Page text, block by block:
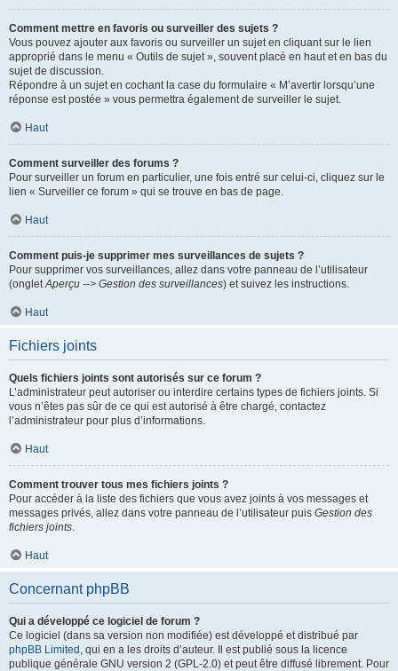
Comment mettre en favoris ou surveiller des sujets ?
Vous pouvez ajouter aux favoris ou surveiller un sujet en cliquant sur le lien
approprié dans le menu « Outils de sujet », souvent placé en haut et en bas du
sujet de discussion.
Répondre à un sujet en cochant la case du formulaire « M’avertir lorsqu’une
réponse est postée » vous permettra également de surveiller le sujet.
Haut
Comment surveiller des forums ?
Pour surveiller un forum en particulier, une fois entré sur celui-ci, cliquez sur le
lien « Surveiller ce forum » qui se trouve en bas de page.
Haut
Comment puis-je supprimer mes surveillances de sujets ?
Pour supprimer vos surveillances, allez dans votre panneau de l’utilisateur
(ongletAperçu --> Gestion des surveillances) et suivez les instructions.
Haut
Fichiers joints
Quels fichiers joints sont autorisés sur ce forum ?
L’administrateur peut autoriser ou interdire certains types de fichiers joints. Si
vous n’êtes pas sûr de ce qui est autorisé à être chargé, contactez
l’administrateur pour plus d’informations.
Haut
Comment trouver tous mes fichiers joints ?
Pour accéder à la liste des fichiers que vous avez joints à vos messages et
messages privés, allez dans votre panneau de l’utilisateur puis Gestion des
fichiers joints.
Haut
Concernant phpBB
Qui a développé ce logiciel de forum ?
Ce logiciel (dans sa version non modifiée) est développé et distribué par
phpBB Limited , qui en a les droits d’auteur. Il est publié sous la licence
publique générale GNU version 2 (GPL-2.0) et peut être diffusé librement. Pour